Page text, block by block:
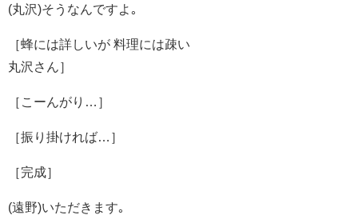
(丸沢)そうなんですよ｡
［蜂には詳しいが 料理には疎い
丸沢さん］
［こーんがり…］
［振り掛ければ…］
［完成］
(遠野)いただきます｡